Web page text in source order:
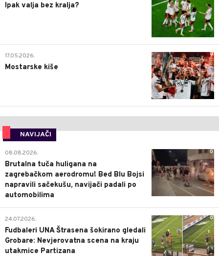
Ipak valja bez kralja?
0
17.05.2026.
Mostarske kiše
NAVIJAČI
0
08.08.2026.
Brutalna tuča huligana na
zagrebačkom aerodromu! Bed Blu Bojsi
napravili sačekušu, navijači padali po
automobilima
0
24.07.2026.
Fudbaleri UNA Štrasena šokirano gledali
Grobare: Nevjerovatna scena na kraju
utakmice Partizana